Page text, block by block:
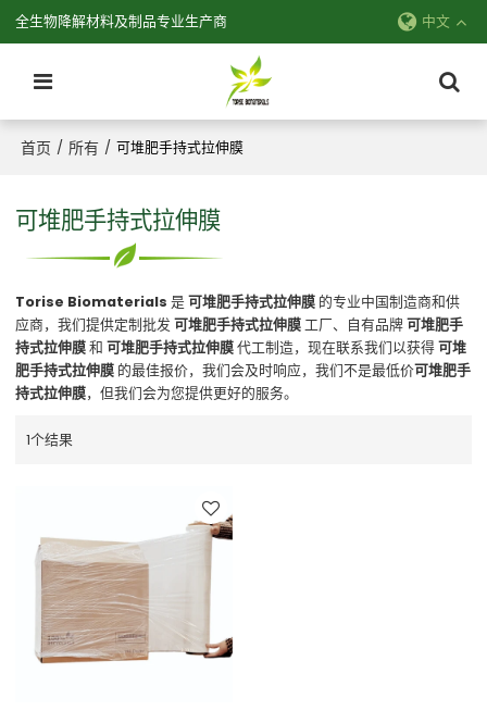
全生物降解材料及制品专业生产商 中文
首页 / 所有 / 可堆肥手持式拉伸膜
可堆肥手持式拉伸膜
Torise Biomaterials 是可堆肥手持式拉伸膜 的专业中国制造商和供
应商，我们提供定制批发可堆肥手持式拉伸膜工厂、自有品牌可堆肥手
持式拉伸膜和可堆肥手持式拉伸膜代工制造，现在联系我们以获得可堆
肥手持式拉伸膜 的最佳报价，我们会及时响应，我们不是最低价可堆肥手
持式拉伸膜，但我们会为您提供更好的服务。
1个结果